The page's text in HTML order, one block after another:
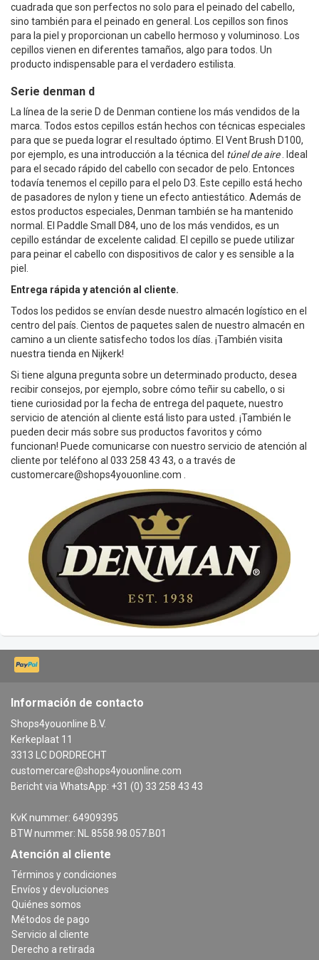
cuadrada que son perfectos no solo para el peinado del cabello,
sino también para el peinado en general. Los cepillos son finos
para la piel y proporcionan un cabello hermoso y voluminoso. Los
cepillos vienen en diferentes tamaños, algo para todos. Un
producto indispensable para el verdadero estilista.
Serie denman d
La línea de la serie D de Denman contiene los más vendidos de la
marca. Todos estos cepillos están hechos con técnicas especiales
para que se pueda lograr el resultado óptimo. El Vent Brush D100,
por ejemplo, es una introducción a la técnica del túnel de aire. Ideal
para el secado rápido del cabello con secador de pelo. Entonces
todavía tenemos el cepillo para el pelo D3. Este cepillo está hecho
de pasadores de nylon y tiene un efecto antiestático. Además de
estos productos especiales, Denman también se ha mantenido
normal. El Paddle Small D84, uno de los más vendidos, es un
cepillo estándar de excelente calidad. El cepillo se puede utilizar
para peinar el cabello con dispositivos de calor y es sensible a la
piel.
Entrega rápida y atención al cliente.
Todos los pedidos se envían desde nuestro almacén logístico en el
centro del país. Cientos de paquetes salen de nuestro almacén en
camino a un cliente satisfecho todos los días. ¡También visita
nuestra tienda en Nijkerk!
Si tiene alguna pregunta sobre un determinado producto, desea
recibir consejos, por ejemplo, sobre cómo teñir su cabello, o si
tiene curiosidad por la fecha de entrega del paquete, nuestro
servicio de atención al cliente está listo para usted. ¡También le
pueden decir más sobre sus productos favoritos y cómo
funcionan! Puede comunicarse con nuestro servicio de atención al
cliente por teléfono al 033 258 43 43, o a través de
customercare@shops4youonline.com
Información de contacto
Shops4youonline B.V.
Kerkeplaat 11
3313 LC DORDRECHT
customercare@shops4youonline.com
Bericht via WhatsApp: +31 (0) 33 258 43 43
KvK nummer: 64909395
BTW nummer: NL 8558.98.057.B01
Atención al cliente
Términos y condiciones
Envíos y devoluciones
Quiénes somos
Métodos de pago
Servicio al cliente
Derecho a retirada